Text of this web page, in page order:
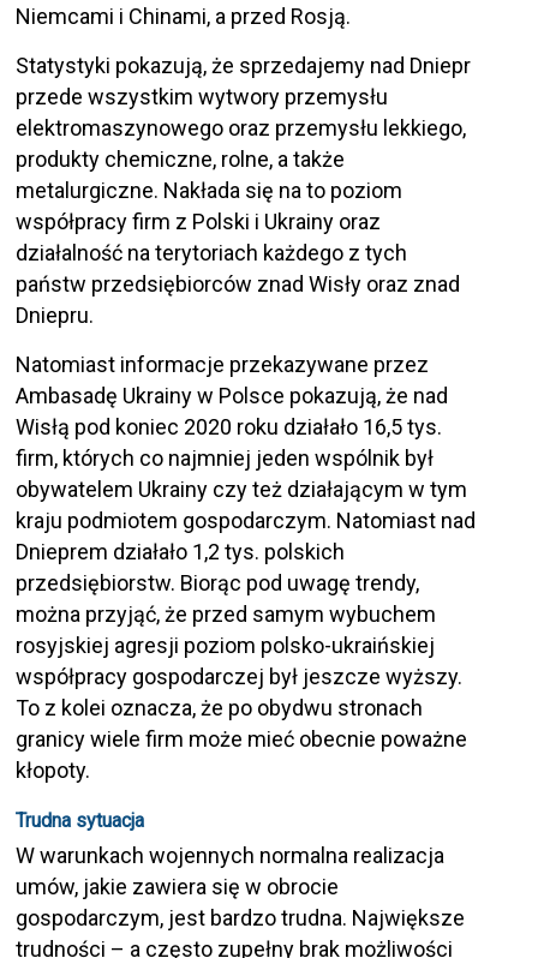
Niemcami i Chinami, a przed Rosją.
Statystyki pokazują, że sprzedajemy nad Dniepr
przede wszystkim wytwory przemysłu
elektromaszynowego oraz przemysłu lekkiego,
produkty chemiczne, rolne, a także
metalurgiczne. Nakłada się na to poziom
współpracy firm z Polski i Ukrainy oraz
działalność na terytoriach każdego z tych
państw przedsiębiorców znad Wisły oraz znad
Dniepru.
Natomiast informacje przekazywane przez
Ambasadę Ukrainy w Polsce pokazują, że nad
Wisłą pod koniec 2020 roku działało 16,5 tys.
firm, których co najmniej jeden wspólnik był
obywatelem Ukrainy czy też działającym w tym
kraju podmiotem gospodarczym. Natomiast nad
Dnieprem działało 1,2 tys. polskich
przedsiębiorstw. Biorąc pod uwagę trendy,
można przyjąć, że przed samym wybuchem
rosyjskiej agresji poziom polsko-ukraińskiej
współpracy gospodarczej był jeszcze wyższy.
To z kolei oznacza, że po obydwu stronach
granicy wiele firm może mieć obecnie poważne
kłopoty.
Trudna sytuacja
W warunkach wojennych normalna realizacja
umów, jakie zawiera się w obrocie
gospodarczym, jest bardzo trudna. Największe
trudności – a często zupełny brak możliwości